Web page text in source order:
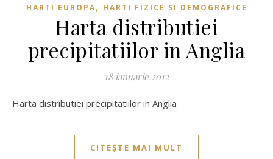
HARTI EUROPA, HARTI FIZICE SI DEMOGRAFICE
Harta distributiei
precipitatiilor in Anglia
18 ianuarie 2012
Harta distributiei precipitatiilor in Anglia
CITEȘTE MAI MULT